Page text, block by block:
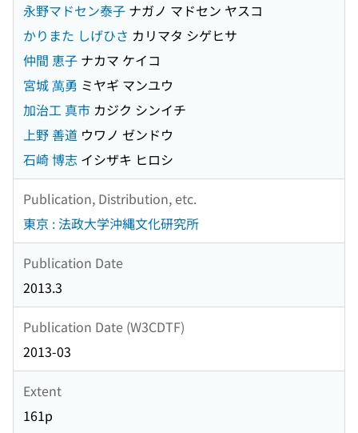
永野マドセン泰子 ナガノ マドセン ヤスコ
かりまた しげひさ カリマタ シゲヒサ
仲間 恵子 ナカマ ケイコ
宮城 萬勇 ミヤギ マンユウ
加治工 真市 カジク シンイチ
上野 善道 ウワノ ゼンドウ
石崎 博志 イシザキ ヒロシ
Publication, Distribution, etc.
東京 : 法政大学沖縄文化研究所
Publication Date
2013.3
Publication Date (W3CDTF)
2013-03
Extent
161p